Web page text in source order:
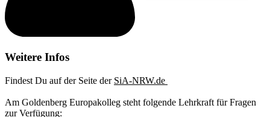
Weitere Infos
Findest Du auf der Seite der SiA-NRW.de
Am Goldenberg Europakolleg steht folgende Lehrkraft für Fragen
zur Verfügung: